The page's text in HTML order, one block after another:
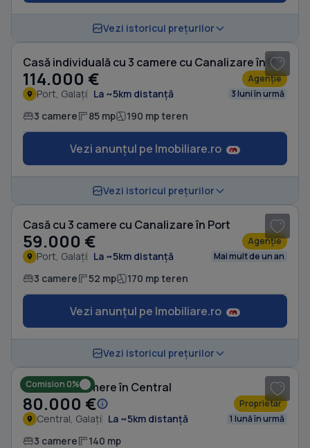
Vezi istoricul prețurilor
Casă individuală cu 3 camere cu Canalizare în Port
114.000 € Agenție
Port, Galați La ~5km distanță 3 luni în urmă
3 camere 85 mp 190 mp teren
Vezi anunțul pe Imobiliare.ro
Vezi istoricul prețurilor
Casă cu 3 camere cu Canalizare în Port
59.000 € Agenție
Port, Galați La ~5km distanță Mai mult de un an
3 camere 52 mp 170 mp teren
Vezi anunțul pe Imobiliare.ro
Vezi istoricul prețurilor
Comision 0%
Casă cu 3 camere în Central
80.000 € Proprietar
Central, Galați La ~5km distanță 1 lună în urmă
3 camere 140 mp